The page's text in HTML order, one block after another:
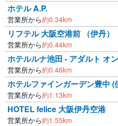
ホテル A.P.
営業所から約0.34km
リフテル 大阪空港前 （伊丹）
営業所から約0.44km
ホテルルナ池田 - アダルト オ
営業所から約0.46km
ホテルファインガーデン豊中 (
営業所から約1.13km
HOTEL felice 大阪伊丹空港
営業所から約1.55km